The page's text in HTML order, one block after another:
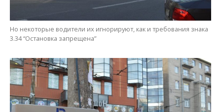
Но некоторые водители их игнорируют, как и требования знака
3.34 “Остановка запрещена”